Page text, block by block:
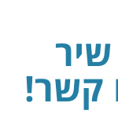
שיר
קשר!